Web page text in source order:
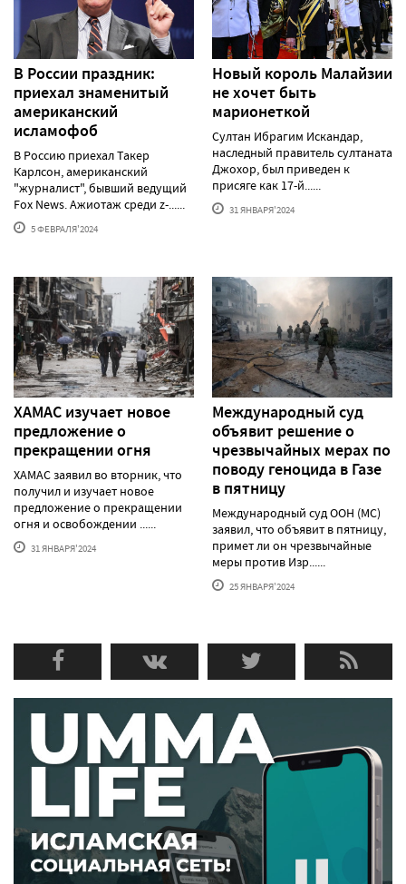
В России праздник:
приехал знаменитый
американский
исламофоб
В Россию приехал Такер
Карлсон, американский
"журналист", бывший ведущий
Fox News. Ажиотаж среди z-......
5 ФЕВРАЛЯ'2024
Новый король Малайзии
не хочет быть
марионеткой
Султан Ибрагим Искандар,
наследный правитель султаната
Джохор, был приведен к
присяге как 17-й......
31 ЯНВАРЯ'2024
ХАМАС изучает новое
предложение о
прекращении огня
ХАМАС заявил во вторник, что
получил и изучает новое
предложение о прекращении
огня и освобождении ......
31 ЯНВАРЯ'2024
Международный суд
объявит решение о
чрезвычайных мерах по
поводу геноцида в Газе
в пятницу
Международный суд ООН (МС)
заявил, что объявит в пятницу,
примет ли он чрезвычайные
меры против Изр......
25 ЯНВАРЯ'2024